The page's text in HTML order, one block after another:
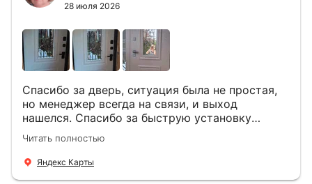
28 июля 2026
Спасибо за дверь, ситуация была не простая,
но менеджер всегда на связи, и выход
нашелся. Спасибо за быструю установку
Роману, один и привёз, и установил. Надеюсь,
что дверь нам долго послужит
Читать полностью
Яндекс Карты